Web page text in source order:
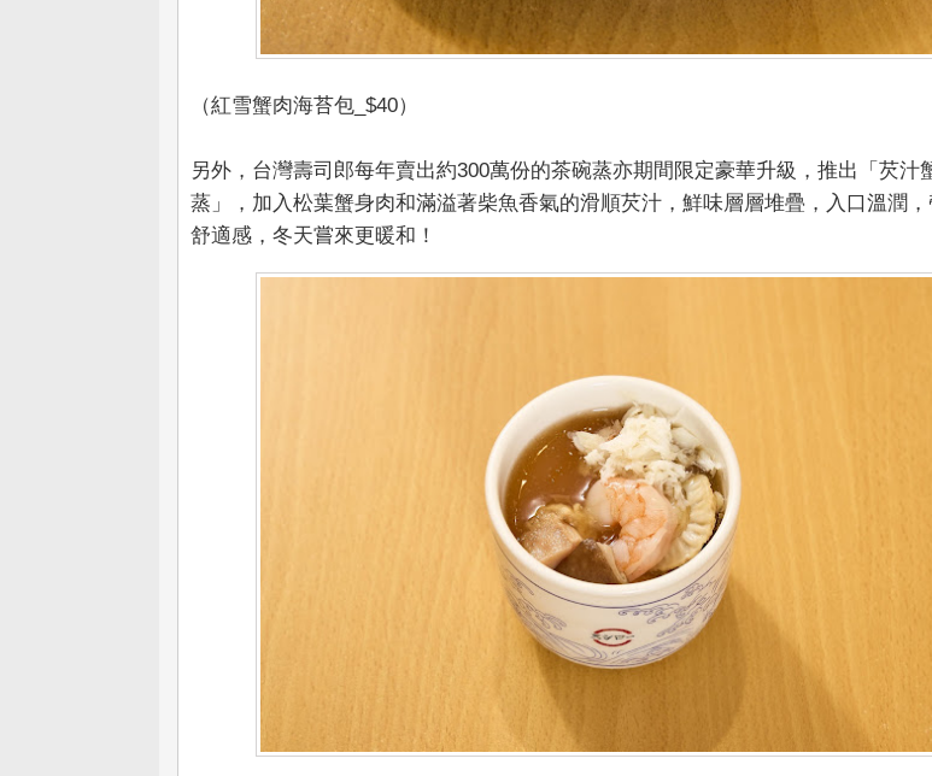
（紅雪蟹肉海苔包_$40）
另外，台灣壽司郎每年賣出約300萬份的茶碗蒸亦期間限定豪華升級，推出「芡汁
蒸」，加入松葉蟹身肉和滿溢著柴魚香氣的滑順芡汁，鮮味層層堆疊，入口溫潤
舒適感，冬天嘗來更暖和！